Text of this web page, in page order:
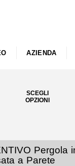
AZIENDA
SCEGLI
OPZIONI
Pergola
a Parete